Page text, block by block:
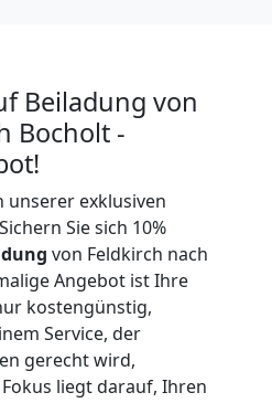
Beiladung von
Bocholt -
unserer exklusiven
Sie sich 10%
von Feldkirch nach
Angebot ist Ihre
kostengünstig,
Service, der
gerecht wird,
liegt darauf, Ihren